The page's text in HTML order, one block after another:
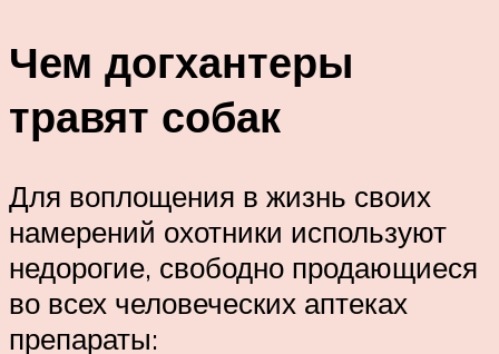
Чем догхантеры
травят собак
Для воплощения в жизнь своих
намерений охотники используют
недорогие, свободно продающиеся
во всех человеческих аптеках
препараты: